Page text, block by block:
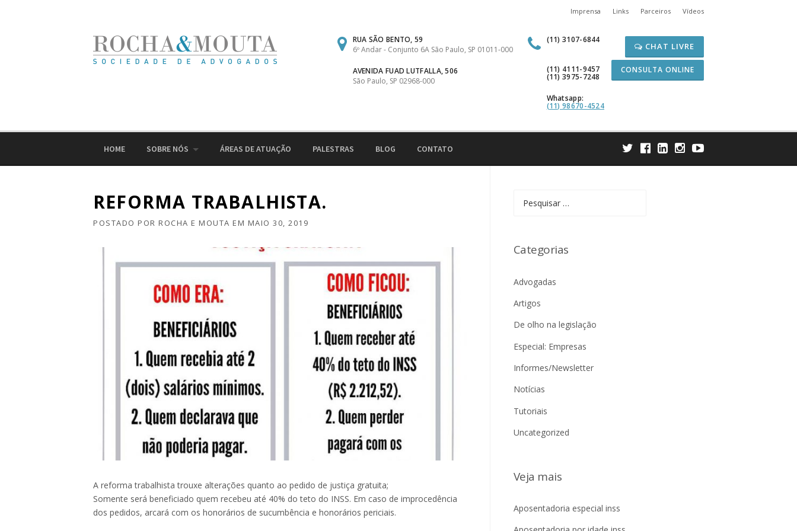
Imprensa Links Parceiros Vídeos
RUA SÃO BENTO, 59
6º Andar - Conjunto 6A São Paulo, SP 01011-000
AVENIDA FUAD LUTFALLA, 506
São Paulo, SP 02968-000
(11) 3107-6844
(11) 4111-9457
(11) 3975-7248
Whatsapp:
(11) 98670-4524
CHAT LIVRE
CONSULTA ONLINE
HOME SOBRE NÓS ÁREAS DE ATUAÇÃO PALESTRAS BLOG CONTATO
REFORMA TRABALHISTA.
POSTADO POR ROCHA E MOUTA EM MAIO 30, 2019
A reforma trabalhista trouxe alterações quanto ao pedido de justiça gratuita;
Somente será beneficiado quem recebeu até 40% do teto do INSS. Em caso de improcedência
dos pedidos, arcará com os honorários de sucumbência e honorários periciais.
por:
Categorias
Advogadas
Artigos
De olho na legislação
Especial: Empresas
Informes/Newsletter
Notícias
Tutoriais
Uncategorized
Veja mais
Aposentadoria especial inss